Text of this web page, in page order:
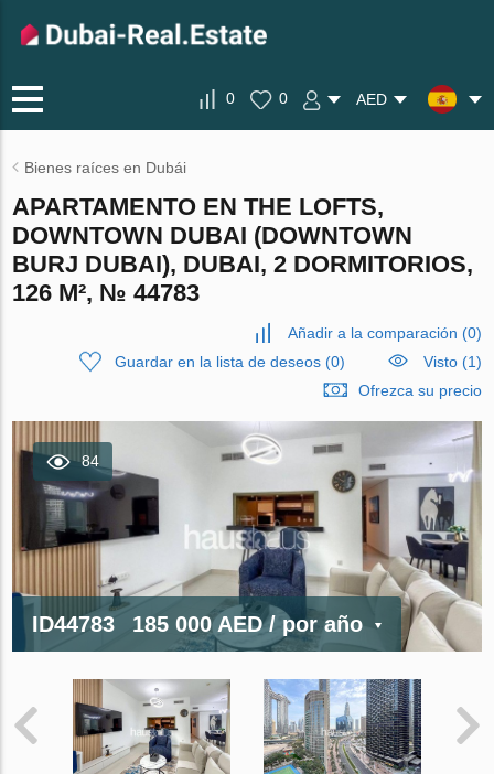
0 0 AED
Bienes raíces en Dubái
APARTAMENTO EN THE LOFTS,
DOWNTOWN DUBAI (DOWNTOWN
BURJ DUBAI), DUBAI, 2 DORMITORIOS,
126 M², № 44783
Añadir a la comparación (0)
Guardar en la lista de deseos(0)
Visto (1)
Ofrezca su precio
84
ID44783 185 000 AED/ por año